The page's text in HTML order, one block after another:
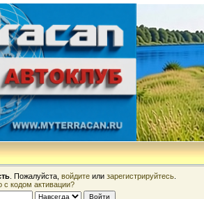
. Пожалуйста, войдите или зарегистрируйтесь
с кодом активации?